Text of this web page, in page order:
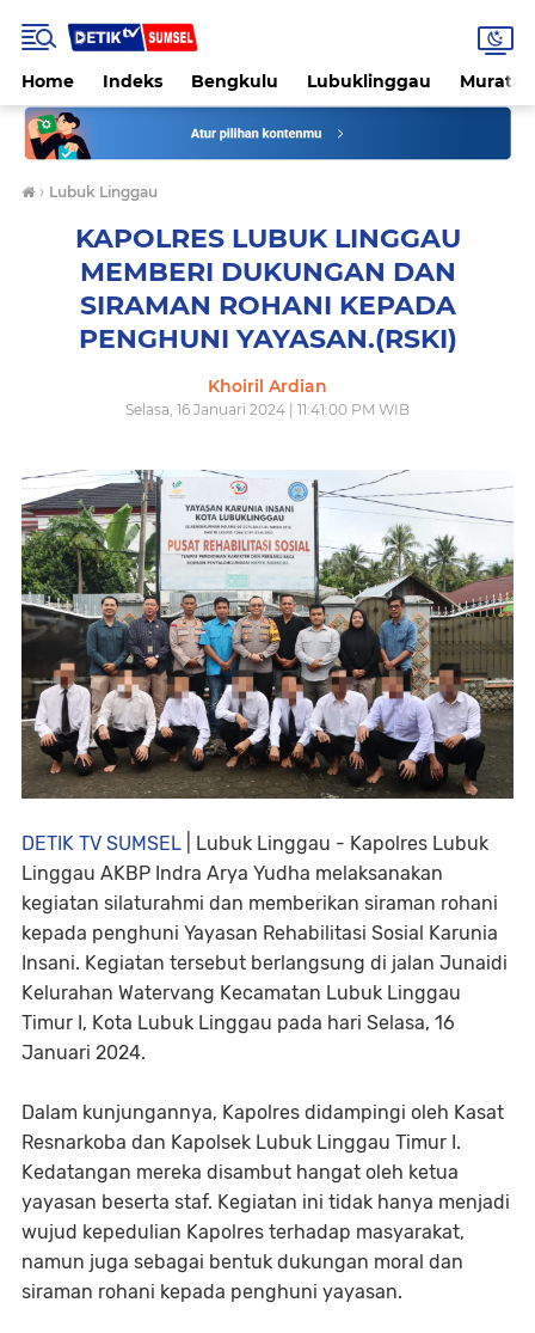
Home Indeks Bengkulu Lubuklinggau
› Lubuk Linggau
KAPOLRES LUBUK LINGGAU
MEMBERI DUKUNGAN DAN
SIRAMAN ROHANI KEPADA
PENGHUNI YAYASAN.(RSKI)
Khoiril Ardian
Selasa, 16 Januari 2024 | 11:41:00 PM WIB
DETIK TV SUMSEL | Lubuk Linggau - Kapolres Lubuk
Linggau AKBP Indra Arya Yudha melaksanakan
kegiatan silaturahmi dan memberikan siraman rohani
kepada penghuni Yayasan Rehabilitasi Sosial Karunia
Insani. Kegiatan tersebut berlangsung di jalan Junaidi
Kelurahan Watervang Kecamatan Lubuk Linggau
Timur I, Kota Lubuk Linggau pada hari Selasa, 16
Januari 2024.
Dalam kunjungannya, Kapolres didampingi oleh Kasat
Resnarkoba dan Kapolsek Lubuk Linggau Timur I.
Kedatangan mereka disambut hangat oleh ketua
yayasan beserta staf. Kegiatan ini tidak hanya menjadi
wujud kepedulian Kapolres terhadap masyarakat,
namun juga sebagai bentuk dukungan moral dan
siraman rohani kepada penghuni yayasan.